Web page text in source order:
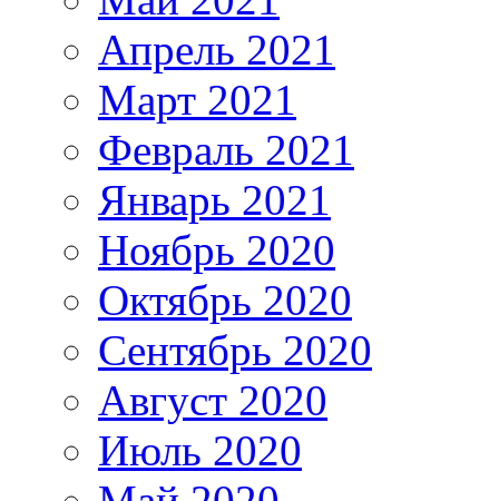
Апрель 2021
Март 2021
Февраль 2021
Январь 2021
Ноябрь 2020
Октябрь 2020
Сентябрь 2020
Август 2020
Июль 2020